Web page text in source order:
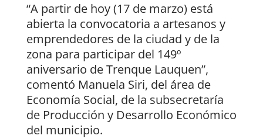
“A partir de hoy (17 de marzo) está
abierta la convocatoria a artesanos y
emprendedores de la ciudad y de la
zona para participar del 149º
aniversario de Trenque Lauquen”,
comentó Manuela Siri, del área de
Economía Social, de la subsecretaría
de Producción y Desarrollo Económico
del municipio.